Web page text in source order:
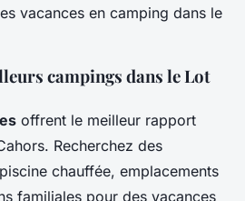
campings dans le Lot
offrent le meilleur rapport
Recherchez des
chauffée, emplacements
familiales pour des vacances